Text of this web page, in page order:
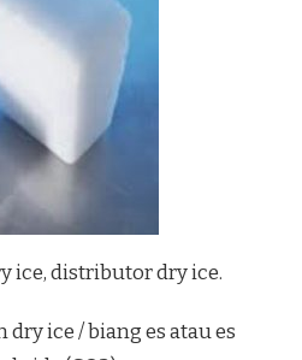
ice, distributor dry ice.
ice / biang es atau es